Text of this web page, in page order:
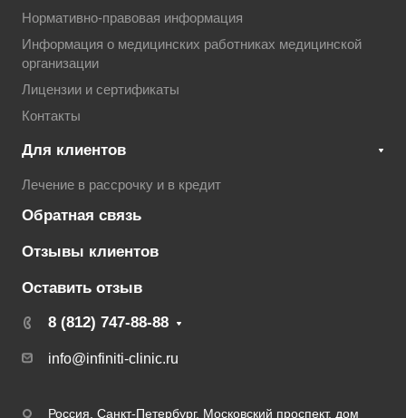
Нормативно-правовая информация
Информация о медицинских работниках медицинской
организации
Лицензии и сертификаты
Контакты
Для клиентов
Лечение в рассрочку и в кредит
Обратная связь
Отзывы клиентов
Оставить отзыв
8 (812) 747-88-88
info@infiniti-clinic.ru
Россия, Санкт-Петербург, Московский проспект, дом